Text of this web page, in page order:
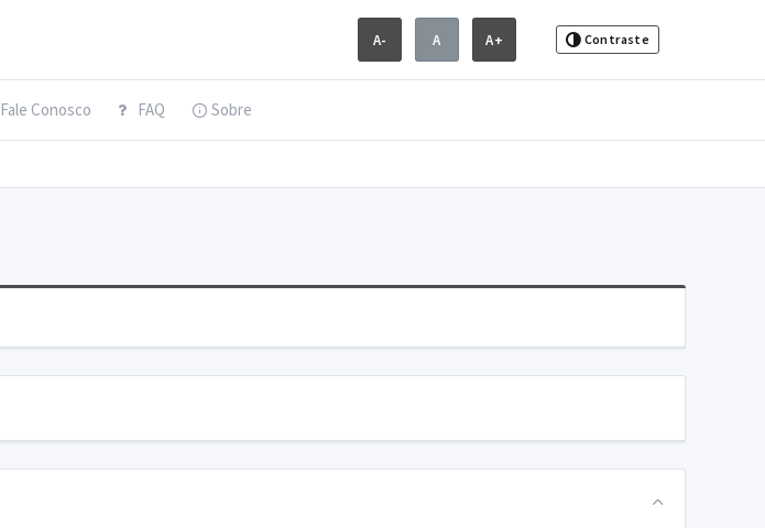
A- A A+ Contraste
Fale Conosco FAQ Sobre